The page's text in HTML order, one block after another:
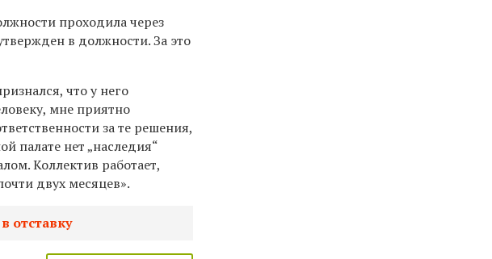
проходила через
в должности. За это
что у него
мне приятно
за те решения,
палате нет „наследия“
Коллектив работает,
двух месяцев».
отставку